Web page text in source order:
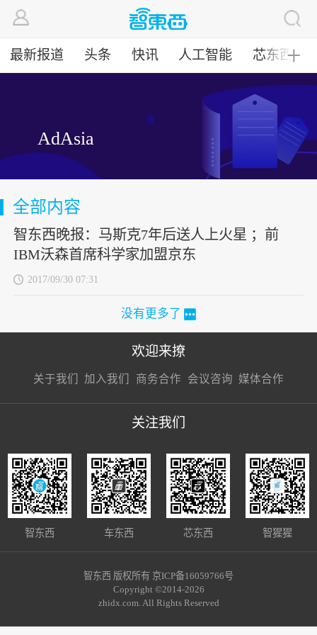
最新报道 头条 快讯 人工智能 芯东西╋
AdAsia
全部内容
智东西晚报：马斯克7年后送人上火星 ；前
IBM沃森首席科学家加盟京东
2017/09/30 07:31
没有更多了
欢迎来撩
关于我们 加入我们
接扔简历
商务合作
接开聊
会议咨询 媒体合作
接开聊
关注我们
智东西 车东西 芯东西 智猩猩
智东西 版权所有 京ICP备16059766号
Copyright ©2014-2026
zhidx.com. All Rights Reserved